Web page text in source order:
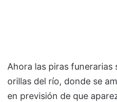
Ahora las piras funerarias
orillas del río, donde se
en previsión de que